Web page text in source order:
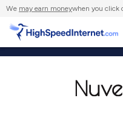
We may earn moneywhen you click